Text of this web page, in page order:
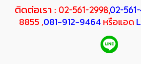
ติดต่อเรา : 02-561-2998,02-
8855 ,081-912-9464หรือแอด